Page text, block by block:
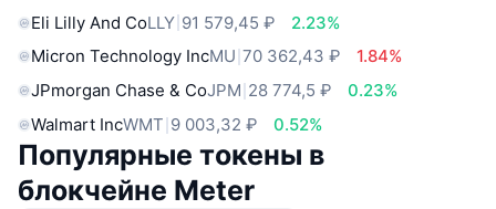
Eli Lilly And CoLLY 91 579,45 ₽
2.23%
Micron Technology IncMU 70 362,43 ₽
1.84%
JPmorgan Chase & CoJPM 28 774,5 ₽
0.23%
Walmart IncWMT 9 003,32 ₽ 0.52%
Популярные токены в
блокчейне Meter